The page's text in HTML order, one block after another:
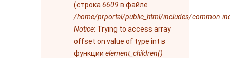
(строка 6609 в файле
/home/prportal/public_html/includes/
Notice: Trying to access array
offset on value of type int в
функции element_children()